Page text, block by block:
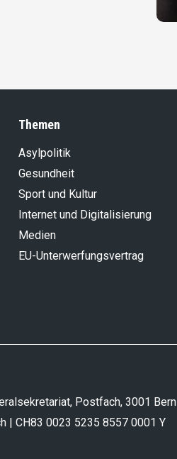
Themen
Asylpolitik
Gesundheit
Sport und Kultur
Internet und Digitalisierung
Medien
EU-Unterwerfungsvertrag
Postfach, 3001 Bern
| CH83 0023 5235 8557 0001 Y